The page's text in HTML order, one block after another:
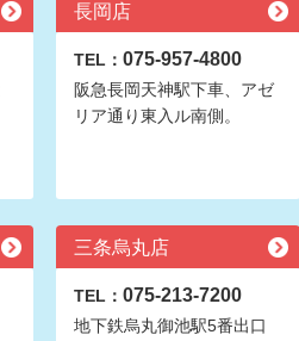
長岡店
TEL： 075-957-4800
阪急長岡天神駅下車、アゼ
リア通り東入ル南側。
三条烏丸店
TEL： 075-213-7200
地下鉄烏丸御池駅5番出口